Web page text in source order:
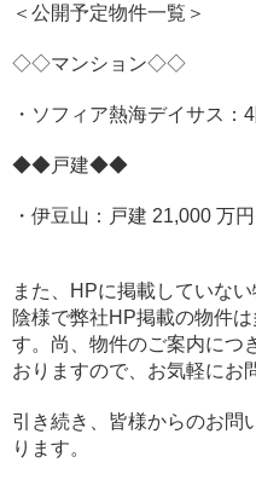
＜公開予定物件一覧＞
◇◇マンション◇◇
・ソフィア熱海デイサス：
◆◆戸建◆◆
・伊豆山：戸建 21,000 万円
また、HPに掲載していな
陰様で弊社HP掲載の物件
す。尚、物件のご案内につ
おりますので、お気軽にお
引き続き、皆様からのお問
ります。